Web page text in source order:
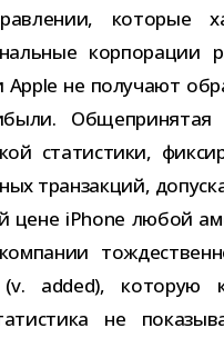
кото­рые
кор­по­ра­ции
Apple не полу­чают
Общепринятая
ста­ти­стики,
тран­зак­ций,
цене iPhone любой
(v. added), кото­рую
не